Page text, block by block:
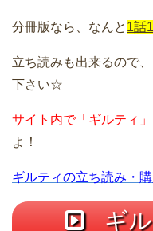
分冊版なら、なんと 1話
立ち読みも出来るので
下さい☆
サイト内で「ギルティ
よ！
ギルティの立ち読み・購
ギル